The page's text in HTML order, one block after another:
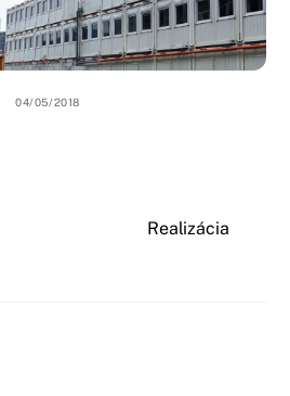
04/05/2018
Realizácia